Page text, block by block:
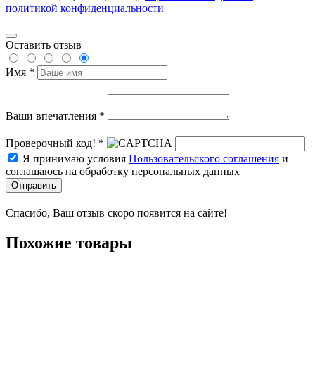
политикой конфиденциальности
Оставить отзыв
Имя *
Ваши впечатления *
Проверочный код! *
Я принимаю условия Пользовательского соглашения и
соглашаюсь на обработку персональных данных
Отправить
Спасибо, Ваш отзыв скоро появится на сайте!
Похожие товары